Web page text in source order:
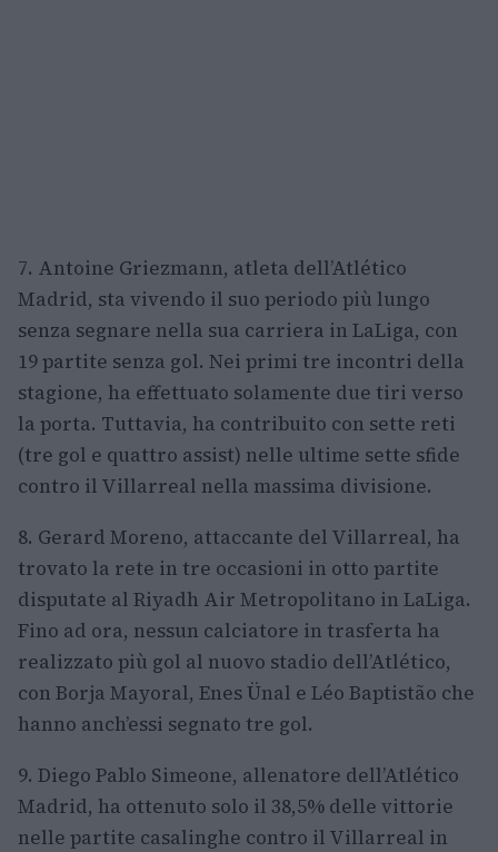
7. Antoine Griezmann, atleta dell’Atlético
Madrid, sta vivendo il suo periodo più lungo
senza segnare nella sua carriera in LaLiga, con
19 partite senza gol. Nei primi tre incontri della
stagione, ha effettuato solamente due tiri verso
la porta. Tuttavia, ha contribuito con sette reti
(tre gol e quattro assist) nelle ultime sette sfide
contro il Villarreal nella massima divisione.
8. Gerard Moreno, attaccante del Villarreal, ha
trovato la rete in tre occasioni in otto partite
disputate al Riyadh Air Metropolitano in LaLiga.
Fino ad ora, nessun calciatore in trasferta ha
realizzato più gol al nuovo stadio dell’Atlético,
con Borja Mayoral, Enes Ünal e Léo Baptistão che
hanno anch’essi segnato tre gol.
9. Diego Pablo Simeone, allenatore dell’Atlético
Madrid, ha ottenuto solo il 38,5% delle vittorie
nelle partite casalinghe contro il Villarreal in